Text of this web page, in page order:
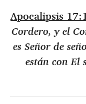
Apocalipsis
Cordero, y el
es Señor de
están con El